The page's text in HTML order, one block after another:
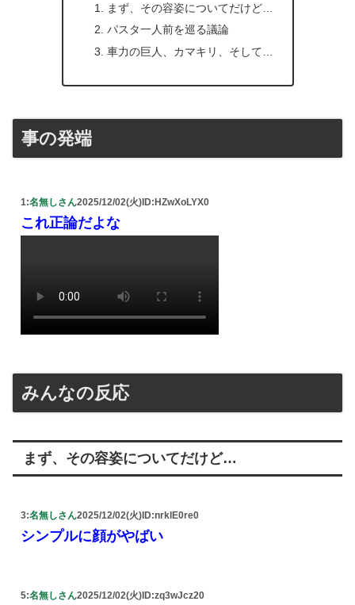
まず、その容姿についてだけど…
パスタ一人前を巡る議論
車力の巨人、カマキリ、そして…
事の発端
1:名無しさん2025/12/02(火)ID:HZwXoLYX0
これ正論だよな
みんなの反応
まず、その容姿についてだけど…
3:名無しさん2025/12/02(火) ID:nrklE0re0
シンプルに顔がやばい
5:名無しさん2025/12/02(火) ID:zq3wJcz20